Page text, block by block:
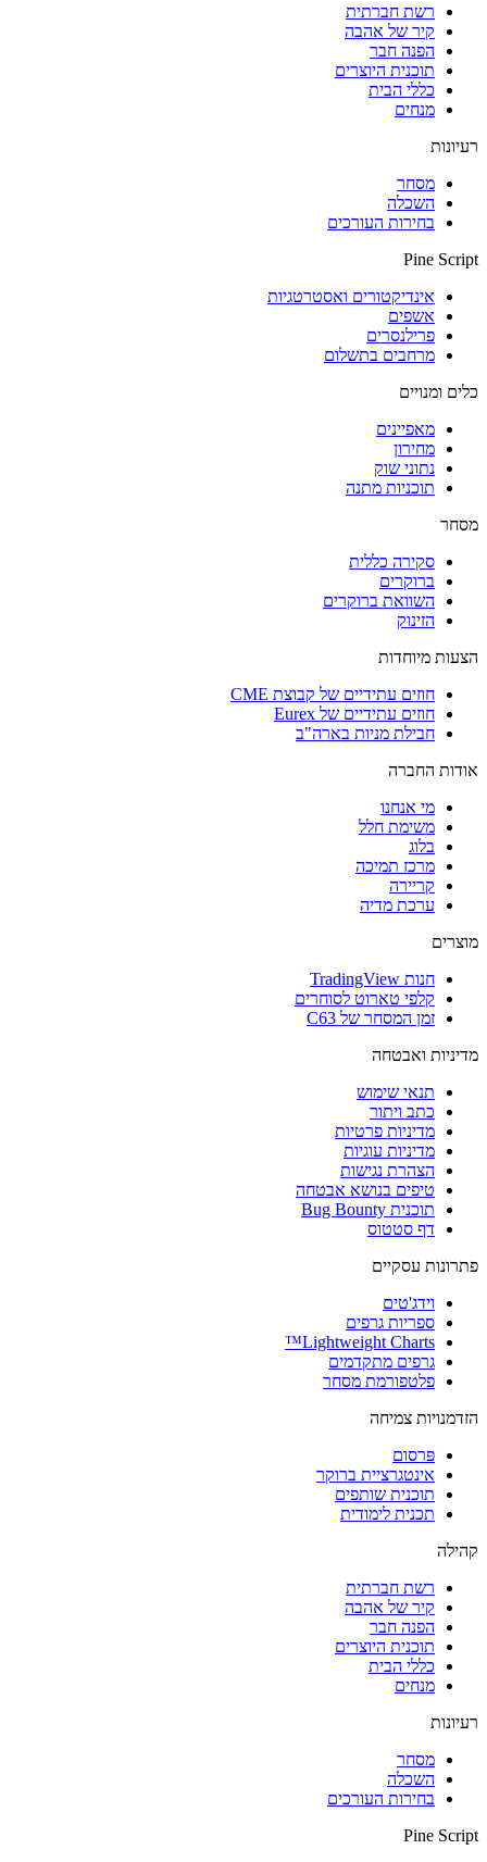
רשת חברתית
קיר של אהבה
הפנה חבר
תוכנית היוצרים
כללי הבית
מנחים
רעיונות
מסחר
השכלה
בחירות העורכים
Pine Script
אינדיקטורים ואסטרטגיות
אשפים
פרילנסרים
מרחבים בתשלום
כלים ומנויים
מאפיינים
מחירון
נתוני שוק
תוכניות מתנה
מסחר
סקירה כללית
ברוקרים
השוואת ברוקרים
הזינוק
הצעות מיוחדות
חוזים עתידיים של קבוצת CME
חוזים עתידיים של Eurex
חבילת מניות בארה"ב
אודות החברה
מי אנחנו
משימת חלל
בלוג
מרכז תמיכה
קריירה
ערכת מדיה
מוצרים
חנות TradingView
קלפי טארוט לסוחרים
זמן המסחר של C63
מדיניות ואבטחה
תנאי שימוש
כתב ויתור
מדיניות פרטיות
מדיניות עוגיות
הצהרת נגישות
טיפים בנושא אבטחה
תוכנית Bug Bounty
דף סטטוס
פתרונות עסקיים
וידג'טים
ספריות גרפים
Lightweight Charts™
גרפים מתקדמים
פלטפורמת מסחר
הזדמנויות צמיחה
פּרסום
אינטגרציית ברוקר
תוכנית שותפים
תכנית לימודית
קהילה
רשת חברתית
קיר של אהבה
הפנה חבר
תוכנית היוצרים
כללי הבית
מנחים
רעיונות
מסחר
השכלה
בחירות העורכים
Pine Script